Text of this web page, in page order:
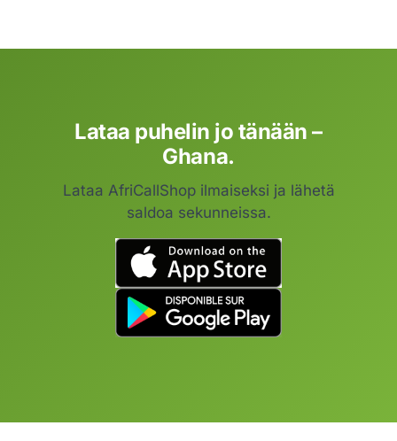
Lataa puhelin jo tänään –
Ghana.
Lataa AfriCallShop ilmaiseksi ja lähetä
saldoa sekunneissa.